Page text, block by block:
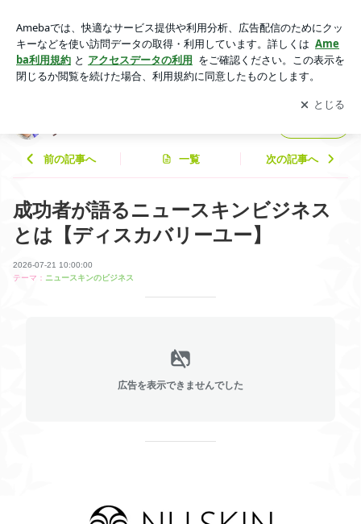
ー】 | 健康×美容×豊かさをお届けするまりえのブログ
アプリをダウンロードして ブログの更新通知
を受け取りまし
ょう。
開く
グ
前の記事へ 一覧 次の記事へ
成功者が語るニュースキンビジネス
とは【ディスカバリーユー】
2026-07-21 10:00:00
テーマ： ニュースキンのビジネス
広告を表示できませんでした